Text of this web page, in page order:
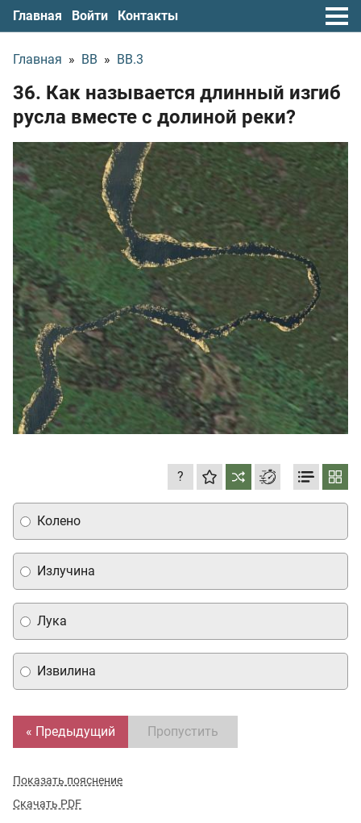
Главная Войти Контакты
Главная » ВВ » ВВ.3
36. Как называется длинный изгиб
русла вместе с долиной реки?
?
Излучина
Колено
Лука
Извилина
« Предыдущий Пропустить
Показать пояснение
Скачать PDF